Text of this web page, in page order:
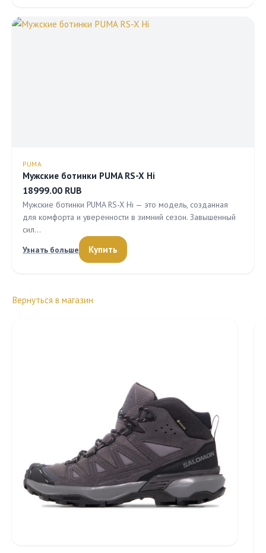
PUMA
Мужские ботинки PUMA RS-X Hi
18999.00 RUB
Мужские ботинки PUMA RS-X Hi — это модель, созданная
для комфорта и уверенности в зимний сезон. Завышенный
сил…
Узнать больше
Купить
Вернуться в магазин